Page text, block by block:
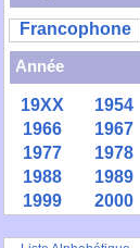
Francophone
Année
19XX 1954
1966
1967
1977
1978
1988
1989
1999
2000